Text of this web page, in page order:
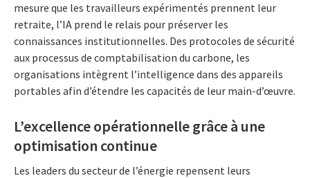
mesure que les travailleurs expérimentés prennent leur
retraite, l’IA prend le relais pour préserver les
connaissances institutionnelles. Des protocoles de sécurité
aux processus de comptabilisation du carbone, les
organisations intègrent l’intelligence dans des appareils
portables afin d’étendre les capacités de leur main-d’œuvre.
L’excellence opérationnelle grâce à une
optimisation continue
Les leaders du secteur de l’énergie repensent leurs